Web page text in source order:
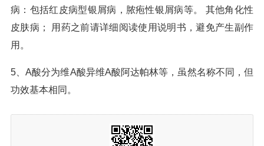
病：包括红皮病型银屑病，脓疱性银屑病等。 其他角化性
皮肤病； 用药之前请详细阅读使用说明书，避免产生副作
用。
5、A酸分为维A酸异维A酸阿达帕林等，虽然名称不同，但
功效基本相同。